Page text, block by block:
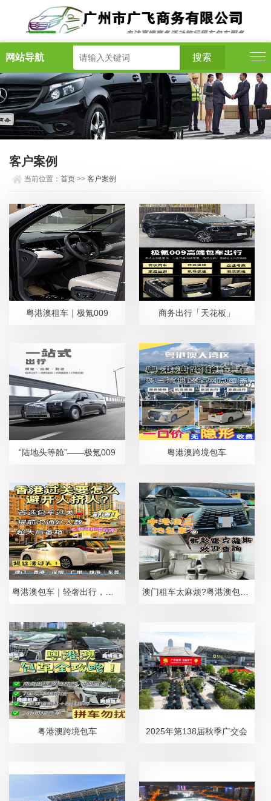
网站导航
客户案例
当前位置：首页 >>客户案例
粤港澳租车｜极氪009 商务出行「天花板」
“陆地头等舱”——极氪009 粤港澳跨境包车
粤港澳包车｜轻奢出行，精致跨境 澳门租车太麻烦?粤港澳包车更省心
粤港澳跨境包车 2025年第138届秋季广交会